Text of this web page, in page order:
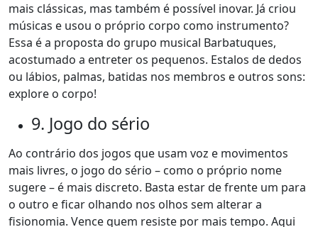
mais clássicas, mas também é possível inovar. Já criou
músicas e usou o próprio corpo como instrumento?
Essa é a proposta do grupo musical Barbatuques,
acostumado a entreter os pequenos. Estalos de dedos
ou lábios, palmas, batidas nos membros e outros sons:
explore o corpo!
9. Jogo do sério
Ao contrário dos jogos que usam voz e movimentos
mais livres, o jogo do sério – como o próprio nome
sugere – é mais discreto. Basta estar de frente um para
o outro e ficar olhando nos olhos sem alterar a
fisionomia. Vence quem resiste por mais tempo. Aqui